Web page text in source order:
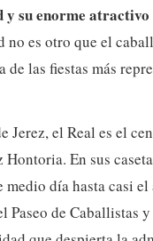
y su enorme
es otro que el
de las fiestas más
Jerez, el Real es el
En sus
día hasta casi el
Paseo de Caballistas